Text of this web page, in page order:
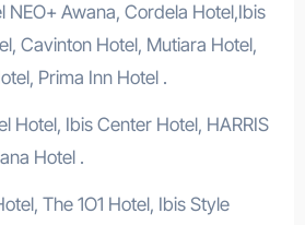
NEO+ Awana, Cordela Hotel,Ibis
Cavinton Hotel, Mutiara Hotel,
Prima Inn Hotel .
Hotel, Ibis Center Hotel, HARRIS
Hotel .
The 1O1 Hotel, Ibis Style